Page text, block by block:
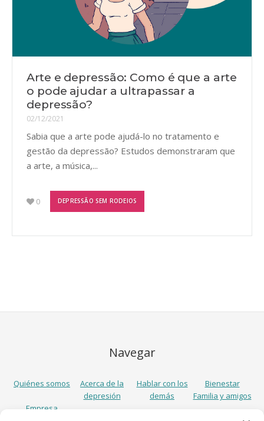
Arte e depressão: Como é que a arte
o pode ajudar a ultrapassar a
depressão?
02/12/2021
Sabia que a arte pode ajudá-lo no tratamento e
gestão da depressão? Estudos demonstraram que
a arte, a música,...
0 DEPRESSÃO SEM RODEIOS
Navegar
Quiénes somos
Acerca de la
depresión
Hablar con los
demás
Bienestar
Familia y amigos
Empresa